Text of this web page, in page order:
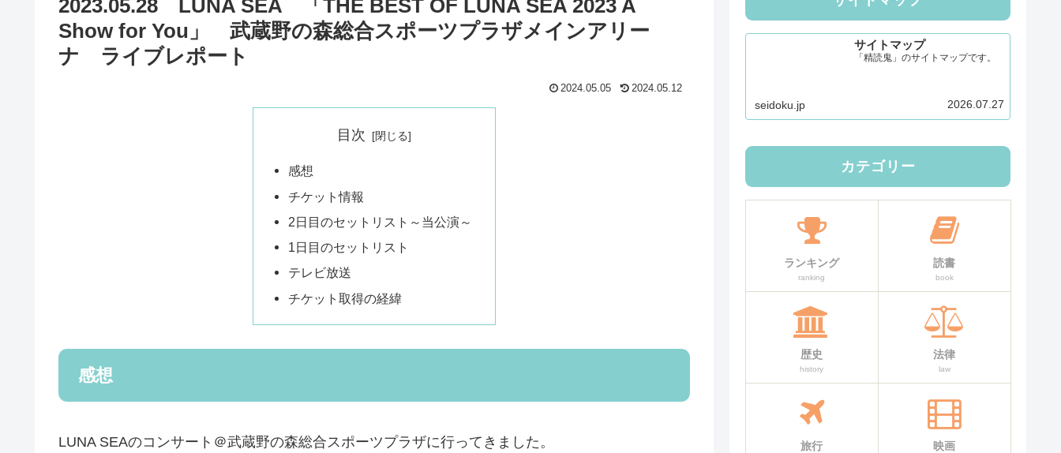
2023.05.28 LUNA SEA 「THE BEST OF LUNA SEA 2023 A
Show for You」 武蔵野の森総合スポーツプラザメインアリー
ナ ライブレポート
2024.05.05 2024.05.12
目次
感想
チケット情報
2日目のセットリスト～当公演～
1日目のセットリスト
テレビ放送
チケット取得の経緯
感想
LUNA SEAのコンサート＠武蔵野の森総合スポーツプラザに行ってきました。
サイトマップ
「精読鬼」のサイトマップです。
seidoku.jp 2026.07.27
カテゴリー
ランキング
ranking
読書
book
歴史
history
法律
law
旅行 映画